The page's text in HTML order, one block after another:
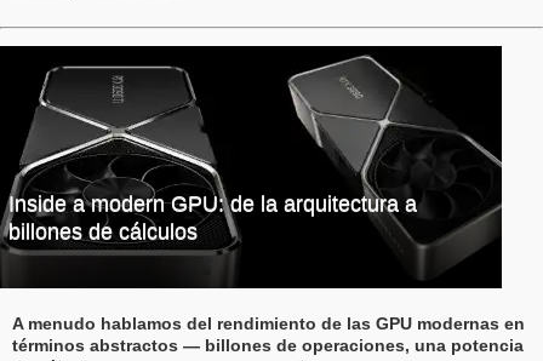
Inside a modern GPU: de la arquitectura a
billones de cálculos
A menudo hablamos del rendimiento de las GPU modernas en
términos abstractos — billones de operaciones, una potencia